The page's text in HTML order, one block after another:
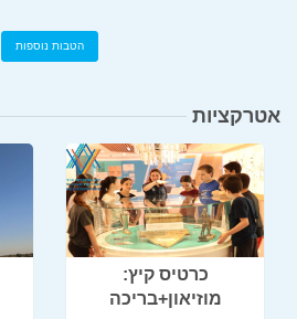
הטבות נוספות
אטרקציות
כרטיס קיץ:
מוזיאון+בריכה